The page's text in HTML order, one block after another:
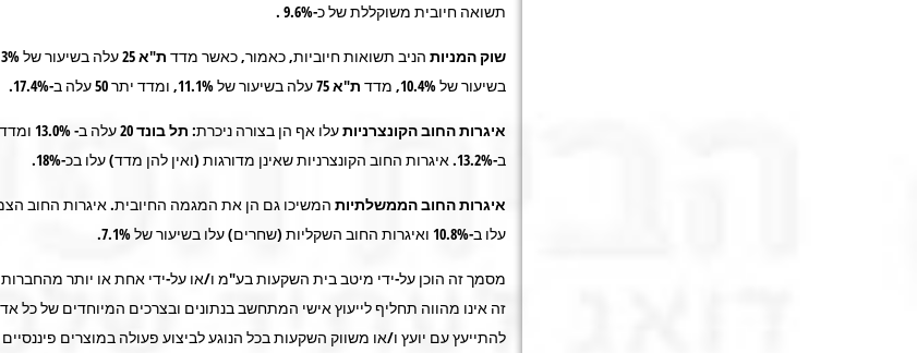
תשואה חיובית משוקללת של כ-9.6% .
שוק המניות הניב תשואות חיוביות, כאמור, כאשר מדד ת"א25עלה בשיעור של 11.3%, מדד
בשיעור של 10.4%, מדד
ת"א 75 עלה בשיעור של 11.1%, ומדד יתר 50 עלה ב-17.4%.
איגרות החוב הקונצרניותעלו אף הן בצורה ניכרת: תל בונד 20 עלה ב- 13.0% ומדד
ב-13.2%. איגרות החוב הקונצרניות שאינן מדורגות (ואין להן מדד) עלו בכ-18%.
איגרות החוב הממשלתיות המשיכו גם הן את המגמה החיובית. איגרות החוב
עלו ב-10.8% ואיגרות החוב השקליות (שחרים) עלו בשיעור של 7.1%.
מסמך זה הוכן על-ידי מיטב בית השקעות בע"מ ו/או על-ידי אחת או יותר
זה אינו מהווה תחליף לייעוץ אישי המתחשב בנתונים ובצרכים המיוחדים של כל
להתייעץ עם יועץ ו/או משווק השקעות בכל הנוגע לביצוע פעולה במוצרים פיננסיים